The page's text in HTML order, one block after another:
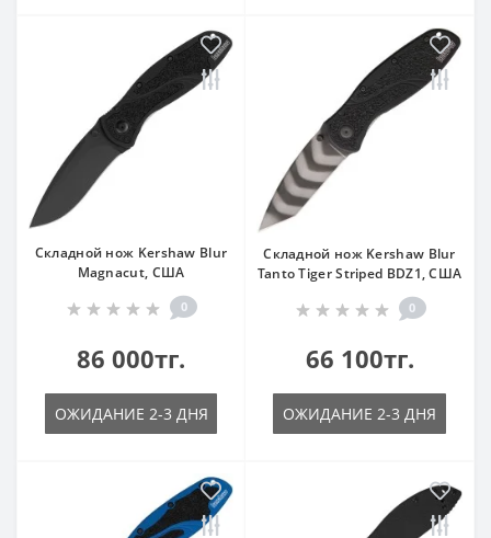
Складной нож Kershaw Blur
Magnacut, США
0
86 000тг.
ОЖИДАНИЕ 2-3 ДНЯ
Складной нож Kershaw Blur
Tanto Tiger Striped BDZ1, США
0
66 100тг.
ОЖИДАНИЕ 2-3 ДНЯ